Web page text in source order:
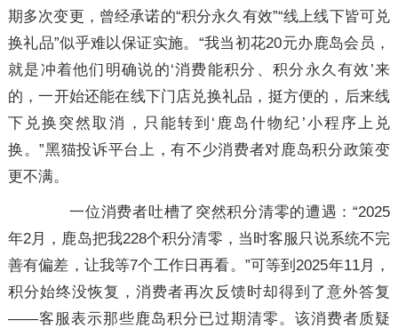
期多次变更，曾经承诺的“积分永久有效”“线上线下皆可兑
换礼品”似乎难以保证实施。“我当初花20元办鹿岛会员，
就是冲着他们明确说的‘消费能积分、积分永久有效’来
的，一开始还能在线下门店兑换礼品，挺方便的，后来线
下兑换突然取消，只能转到‘鹿岛什物纪’小程序上兑
换。”黑猫投诉平台上，有不少消费者对鹿岛积分政策变
更不满。
一位消费者吐槽了突然积分清零的遭遇：“2025
年2月，鹿岛把我228个积分清零，当时客服只说系统不完
善有偏差，让我等7个工作日再看。”可等到2025年11月，
积分始终没恢复，消费者再次反馈时却得到了意外答复
——客服表示那些鹿岛积分已过期清零。该消费者质疑